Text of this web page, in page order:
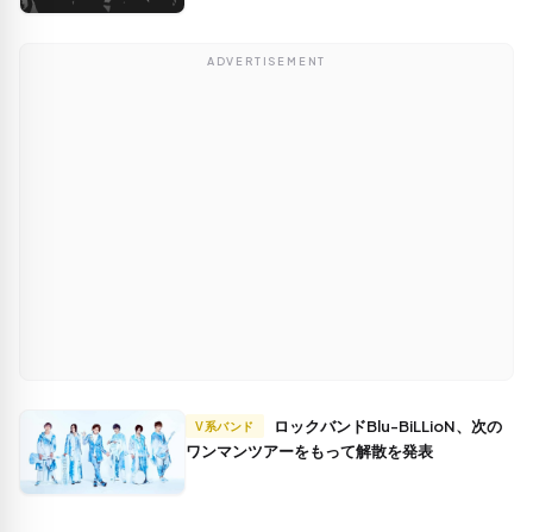
ADVERTISEMENT
V系バンド
ワンマンツアーをもって解散を発表